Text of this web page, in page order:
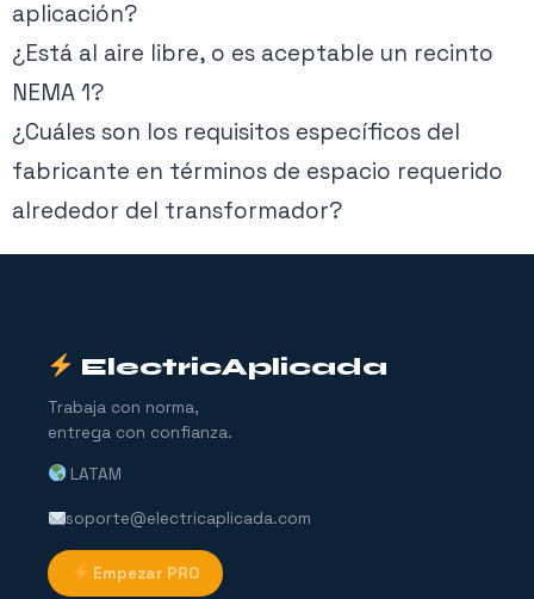
aplicación?
¿Está al aire libre, o es aceptable un recinto
NEMA 1?
¿Cuáles son los requisitos específicos del
fabricante en términos de espacio requerido
alrededor del transformador?
ElectricAplicada
Trabaja con norma,
entrega con confianza.
LATAM
soporte@electricaplicada.com
Empezar PRO